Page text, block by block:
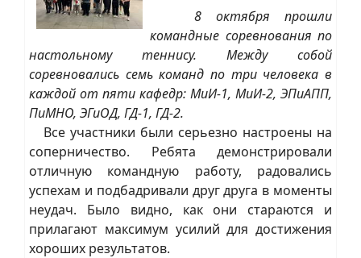
8 октября прошли
командные соревнования по
настольному теннису. Между собой
соревновались семь команд по три человека в
каждой от пяти кафедр: МиИ-1, МиИ-2, ЭПиАПП,
ПиМНО, ЭГиОД, ГД-1, ГД-2.
Все участники были серьезно настроены на
соперничество. Ребята демонстрировали
отличную командную работу, радовались
успехам и подбадривали друг друга в моменты
неудач. Было видно, как они стараются и
прилагают максимум усилий для достижения
хороших результатов.